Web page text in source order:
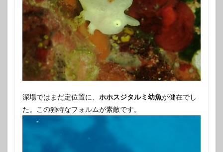
深場ではまだ定位置に、 ホホスジタルミ幼魚が健在でし
た。この独特なフォルムが素敵です。